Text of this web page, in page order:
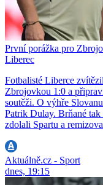
První porážka pro
Liberec
Fotbalisté Liberce
Zbrojovkou 1:0 a
soutěži. O výhře
Patrik Dulay. Brňané
zdolali Spartu a
Aktuálně.cz - Sport
dnes, 19:15